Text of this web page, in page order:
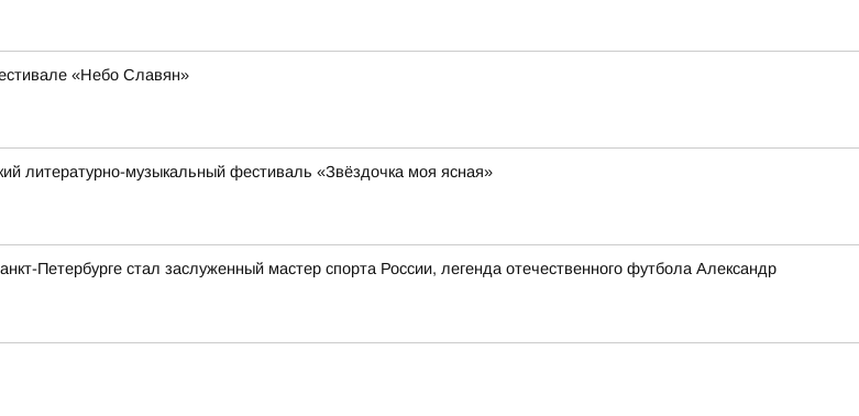
«Небо Славян»
литературно-музыкальный фестиваль «Звёздочка моя ясная»
Петербурге стал заслуженный мастер спорта России, легенда отечественного футбола Александр